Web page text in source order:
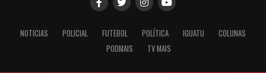
NOTICIAS POLICIAL FUTEBOL POLÍTICA IGUATU
COLUNAS
PODMAIS
TV MAIS